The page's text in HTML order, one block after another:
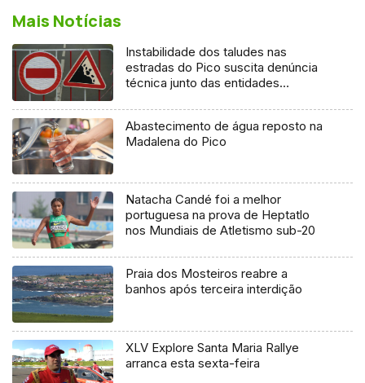
Mais Notícias
Instabilidade dos taludes nas
estradas do Pico suscita denúncia
técnica junto das entidades
Abastecimento de água reposto na
Madalena do Pico
Natacha Candé foi a melhor
portuguesa na prova de Heptatlo
nos Mundiais de Atletismo sub-20
Praia dos Mosteiros reabre a
banhos após terceira interdição
XLV Explore Santa Maria Rallye
arranca esta sexta-feira